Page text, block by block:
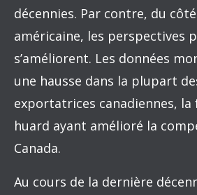
décennies. Par contre, du
américaine, les perspectives
s’améliorent. Les données
une hausse dans la plupart
exportatrices canadiennes, la
huard ayant amélioré la
Canada.
Au cours de la dernière